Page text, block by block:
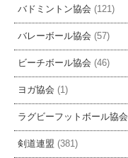
バドミントン協会 (121)
バレーボール協会 (57)
ビーチボール協会 (46)
ヨガ協会 (1)
ラグビーフットボール協会
剣道連盟 (381)